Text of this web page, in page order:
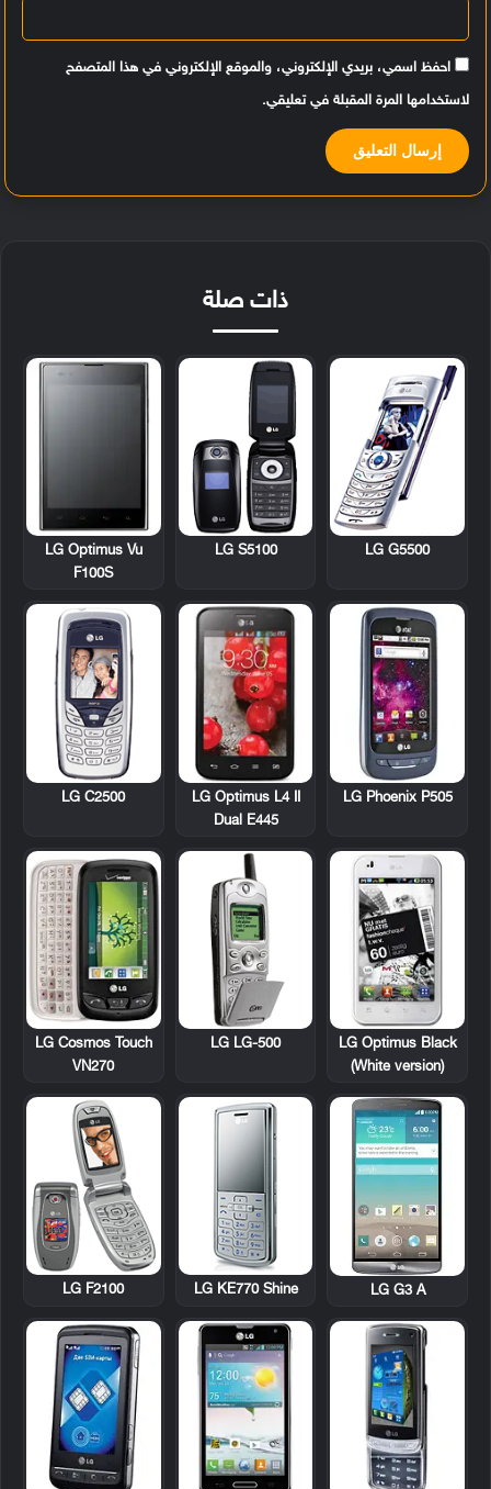
احفظ اسمي، بريدي الإلكتروني، والموقع الإلكتروني في هذا المتصفح
لاستخدامها المرة المقبلة في تعليقي.
ذات صلة
LG G5500
LG S5100
LG Optimus Vu
F100S
LG Phoenix P505
LG Optimus L4 II
Dual E445
LG C2500
LG Optimus Black
(White version)
LG LG-500
LG Cosmos Touch
VN270
LG G3 A
LG KE770 Shine
LG F2100